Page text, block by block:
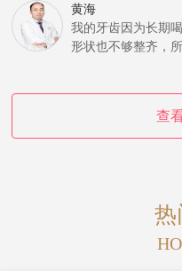
黄海
我的牙齿因为长期
形状也不够整齐，
查
热